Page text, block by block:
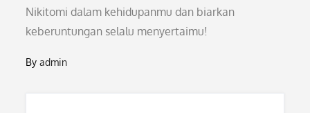
Nikitomi dalam kehidupanmu dan biarkan
keberuntungan selalu menyertaimu!
Byadmin